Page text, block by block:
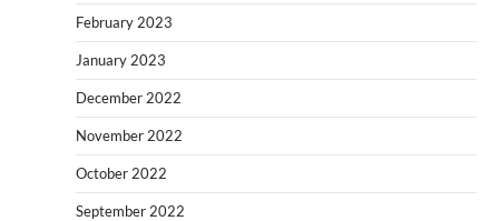
February 2023
January 2023
December 2022
November 2022
October 2022
September 2022